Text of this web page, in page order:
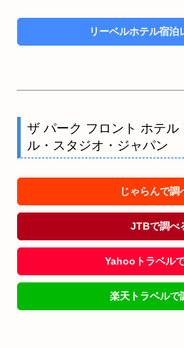
リーベルホテル宿泊
ザ パーク フロント ホテル
ル・スタジオ・ジャパン
じゃらんで調
JTBで調べ
Yahooトラベル
楽天トラベルで